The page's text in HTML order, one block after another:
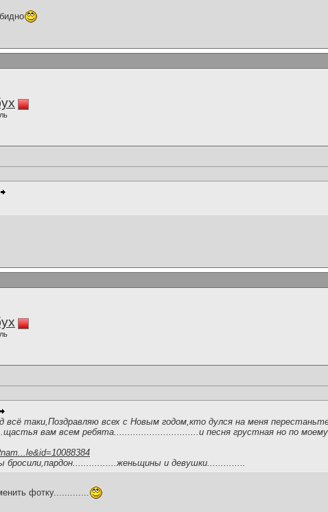
всё таки,Поздравляю всех с Новым годом,кто дулся на меня
вам всем ребята...............................и песня грустная но по моему
бросили,пардон................женьщины и девушки..............
фотку.............